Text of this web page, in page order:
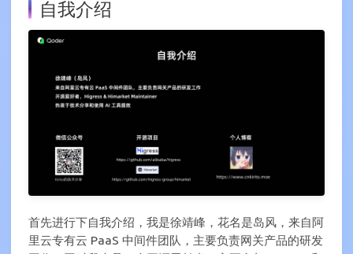
自我介绍
首先进行下自我介绍，我是徐靖峰，花名是岛风，来自阿
里云专有云 PaaS 中间件团队，主要负责网关产品的研发